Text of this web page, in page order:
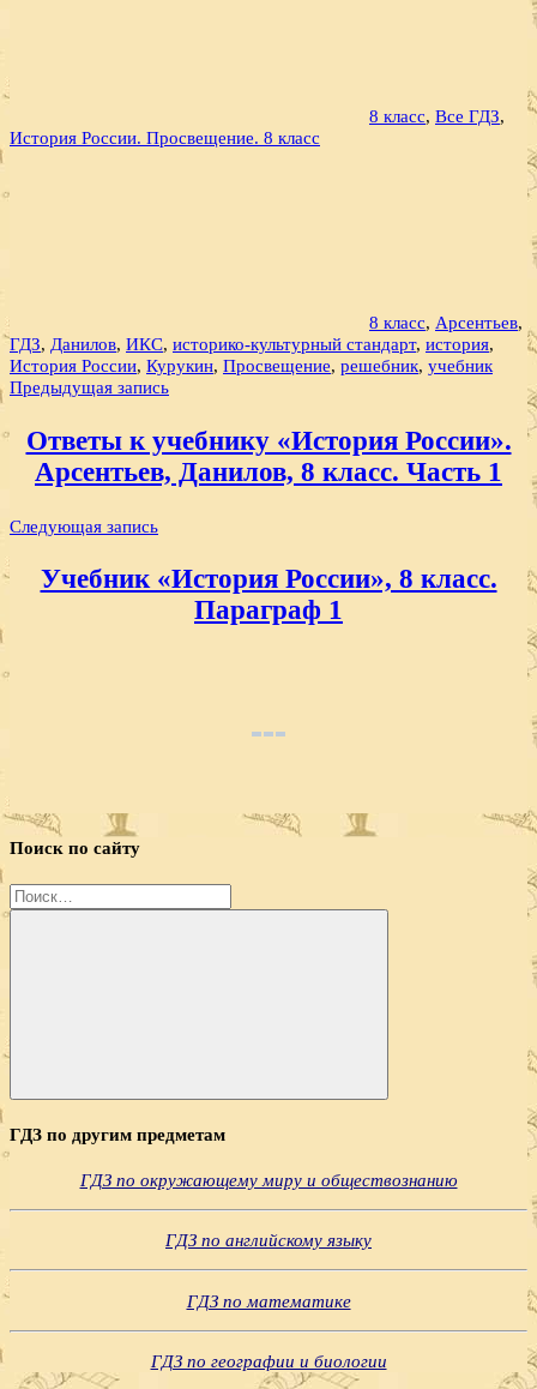
8 класс, Все ГДЗ,
История России. Просвещение. 8 класс
8 класс, Арсентьев,
ГДЗ, Данилов, ИКС, историко-культурный стандарт, история,
История России, Курукин, Просвещение, решебник, учебник
Навигация
записям
Предыдущая запись
Ответы к учебнику «История России».
Арсентьев, Данилов, 8 класс. Часть 1
Следующая запись
Учебник «История России», 8 класс.
Параграф 1
Поиск по сайту
Найти:
Поиск
ГДЗ по другим предметам
ГДЗ по окружающему миру и обществознанию
ГДЗ по английскому языку
ГДЗ по математике
ГДЗ по географии и биологии